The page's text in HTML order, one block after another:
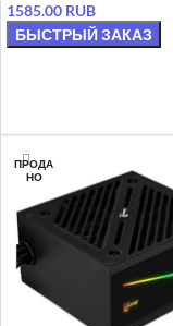
1585.00 RUB
БЫСТРЫЙ ЗАКАЗ
ПРОДА
НО